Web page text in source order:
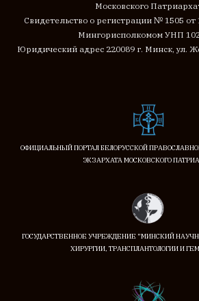
Московского
Cвидетельство о регистрации № 1505 от
Мингорисполкомом УНП
Юридический адрес 220089 г. Минск, ул.
ОФИЦИАЛЬНЫЙ ПОРТАЛ БЕЛОРУССКОЙ
ЭКЗАРХАТА МОСКОВСКОГО
ГОСУДАРСТВЕННОЕ УЧРЕЖДЕНИЕ "МИНСКИЙ
ХИРУРГИИ, ТРАНСПЛАНТОЛОГИИ И